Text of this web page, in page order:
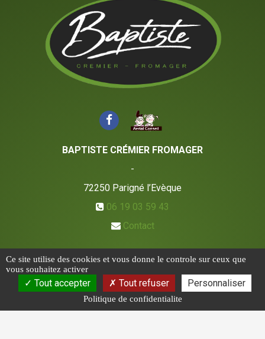
BAPTISTE CRÉMIER FROMAGER
-
72250 Parigné l’Evèque
06 19 03 59 43
Contact
Ce site utilise des cookies et vous donne le controle sur ceux que
vous souhaitez activer
Tout accepter Tout refuser Personnaliser
Politique de confidentialite